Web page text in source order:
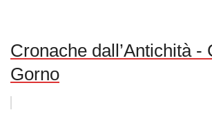
Cronache dall’Antichità -
Gorno